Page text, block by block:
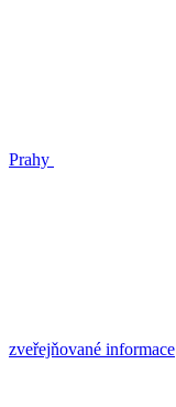
Prahy
zveřejňované informace